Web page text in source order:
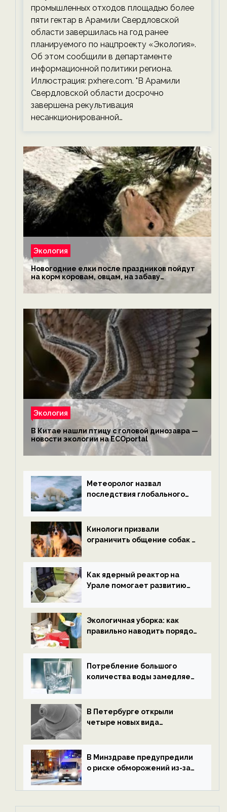
экологии на ECOportal
промышленных отходов площадью более
пяти гектар в Арамили Свердловской
области завершилась на год ранее
планируемого по нацпроекту «Экология».
Об этом сообщили в департаменте
информационной политики региона.
Иллюстрация: pxhere.com. "В Арамили
Свердловской области досрочно
завершена рекультивация
несанкционированной…
Экология
Новогодние елки после праздников пойдут
на корм коровам, овцам, на забаву
обезьянам, львам и леопардам — новости
экологии на ECOportal
Экология
В Китае нашли птицу с головой динозавра —
новости экологии на ECOportal
Метеоролог назвал
последствия глобального
ECOportal
Кинологи призвали
ограничить общение собак с
ECOportal
Как ядерный реактор на
Урале помогает развитию
ECOportal
Экологичная уборка: как
правильно наводить порядок
Потребление большого
количества воды замедляет
В Петербурге открыли
четыре новых вида
экологии на ECOportal
В Минздраве предупредили
о риске обморожений из-за
на ECOportal